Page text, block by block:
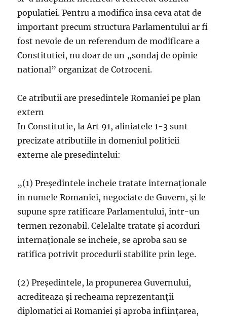
populatiei. Pentru a modifica insa ceva atat de
important precum structura Parlamentului ar fi
fost nevoie de un referendum de modificare a
Constitutiei, nu doar de un „sondaj de opinie
national” organizat de Cotroceni.
Ce atributii are presedintele Romaniei pe plan
extern
In Constitutie, la Art 91, aliniatele 1-3 sunt
precizate atributiile in domeniul politicii
externe ale presedintelui:
„(1) Preşedintele incheie tratate internaţionale
in numele Romaniei, negociate de Guvern, şi le
supune spre ratificare Parlamentului, intr-un
termen rezonabil. Celelalte tratate şi acorduri
internaţionale se incheie, se aproba sau se
ratifica potrivit procedurii stabilite prin lege.
(2) Preşedintele, la propunerea Guvernului,
acrediteaza şi recheama reprezentanţii
diplomatici ai Romaniei şi aproba infiinţarea,